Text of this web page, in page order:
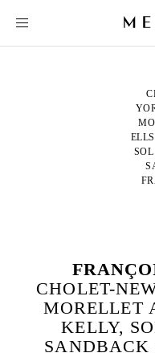
CHOLET-
MORELLET
KELLY,